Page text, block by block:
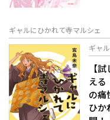
ギャルにひかれて寺マルシェ
ギャ
【
え
の痛
ひか